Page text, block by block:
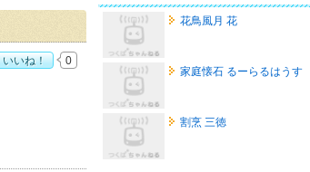
いいね！ 0
花鳥風月 花
家庭懐石 るーらるはうす
割烹 三徳